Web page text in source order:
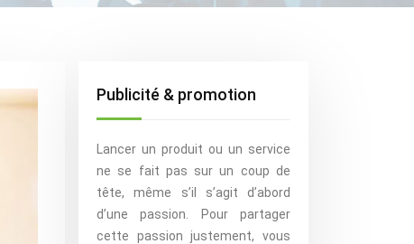
Publicité & promotion
Lancer un produit ou un service
ne se fait pas sur un coup de
tête, même s’il s’agit d’abord
d’une passion. Pour partager
cette passion justement, vous